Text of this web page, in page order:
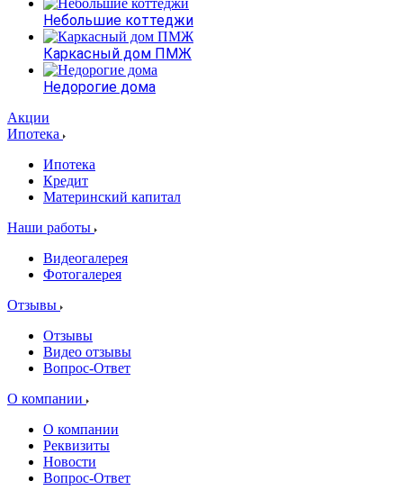
Небольшие коттеджи
Каркасный дом ПМЖ
Недорогие дома
Акции
Ипотека
Ипотека
Кредит
Материнский капитал
Наши работы
Видеогалерея
Фотогалерея
Отзывы
Отзывы
Видео отзывы
Вопрос-Ответ
О компании
О компании
Реквизиты
Новости
Вопрос-Ответ